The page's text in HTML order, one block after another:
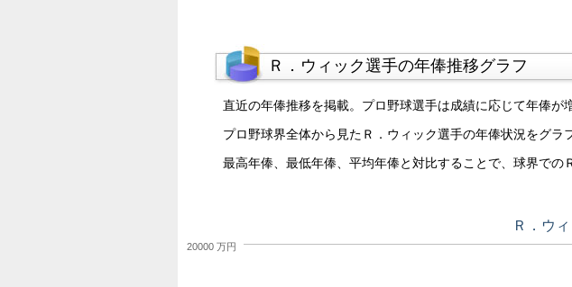
Ｒ．ウィック選手の年俸推移グラフ
直近の年俸推移を掲載。プロ野球選手は成績に応じて年俸が
プロ野球界全体から見たＲ．ウィック選手の年俸状況をグラ
最高年俸、最低年俸、平均年俸と対比することで、球界での
Ｒ．ウ
20000 万円